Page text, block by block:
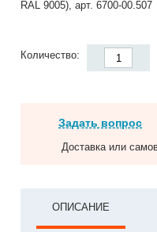
RAL 9005), арт. 6700-00.507
Количество:
Задать вопрос
Доставка или
ОПИСАНИЕ